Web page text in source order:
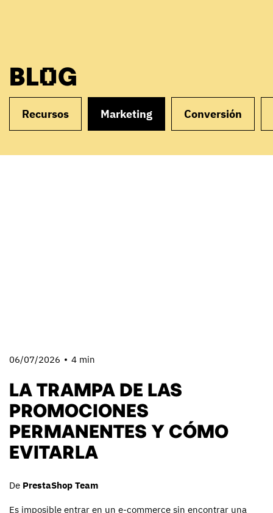
BLOG
Recursos Marketing Conversión
06/07/2026 4 min
LA TRAMPA DE LAS
PROMOCIONES
PERMANENTES Y CÓMO
EVITARLA
De PrestaShop Team
Es imposible entrar en un e-commerce sin encontrar una